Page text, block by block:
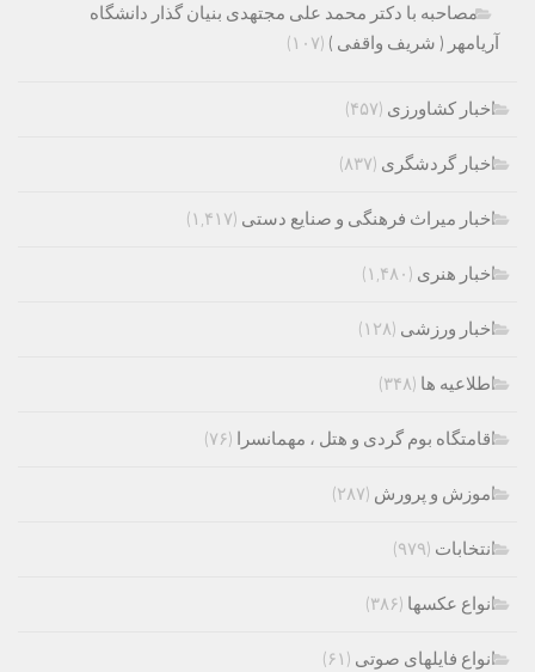
مصاحبه با دکتر محمد علی مجتهدی بنیان گذار دانشگاه
آریامهر ( شریف واقفی ) (۱۰۷)
اخبار کشاورزی (۴۵۷)
اخبار گردشگری (۸۳۷)
اخبار میراث فرهنگی و صنایع دستی (۱,۴۱۷)
اخبار هنری (۱,۴۸۰)
اخبار ورزشی (۱۲۸)
اطلاعیه ها (۳۴۸)
اقامتگاه بوم گردی و هتل ، مهمانسرا (۷۶)
اموزش و پرورش (۲۸۷)
انتخابات (۹۷۹)
انواع عکسها (۳۸۶)
انواع فایلهای صوتی (۶۱)